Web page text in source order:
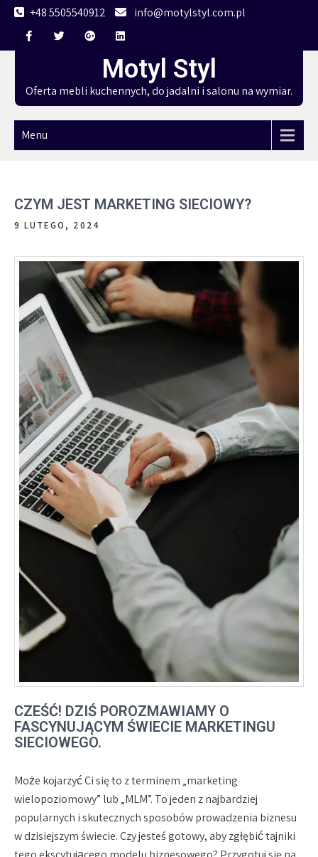
Skip
content
+48 5505540912 info@motylstyl.com.pl
Motyl Styl
Oferta mebli kuchennych, do jadalni i salonu na wymiar.
Menu
CZYM JEST MARKETING SIECIOWY?
9 LUTEGO, 2024
CZEŚĆ! DZIŚ POROZMAWIAMY O
FASCYNUJĄCYM ŚWIECIE MARKETINGU
SIECIOWEGO.
Może kojarzyć Ci się to z terminem „marketing
wielopoziomowy” lub „MLM”. To jeden z najbardziej
popularnych i skutecznych sposobów prowadzenia biznesu
w dzisiejszym świecie. Czy jesteś gotowy, aby zgłębić tajniki